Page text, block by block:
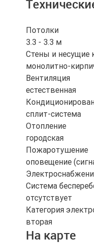
Потолки
3.3 - 3.3 м
Стены и несущие
монолитно-
Вентиляция
естественная
сплит-система
Отопление
городская
Пожаротушение
оповещение
Система
отсутствует
Категория
вторая
На карте